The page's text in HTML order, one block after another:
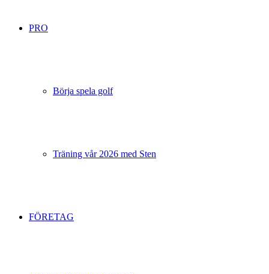
PRO
Börja spela golf
Träning vår 2026 med Sten
FÖRETAG